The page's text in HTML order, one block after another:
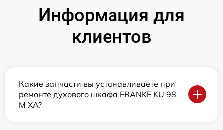
Информация для
клиентов
Какие запчасти вы устанавливаете при
ремонте духового шкафа FRANKE KU 98
M XA?